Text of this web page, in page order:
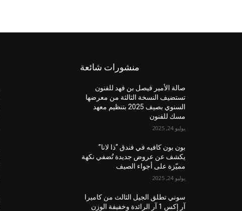
منشورات شائعة
صالة الأمير فيصل بن فهد للفنون
تستضيف النسخة الثالثة من معرضها
السنوي بصيف 2025 بتنظيم معهد
مسك للفنون
يوليو 24, 2025
بون بون كافيه في فندق “ذا لانا”
يكشف عن عروض جديدة تُضفي نكهة
مميّزة على أجواء الصيف
يوليو 24, 2025
سوني تطلق الجيل الثالث من كاميرا
آر إكس 1 آر الرائدة وخفيفة الوزن